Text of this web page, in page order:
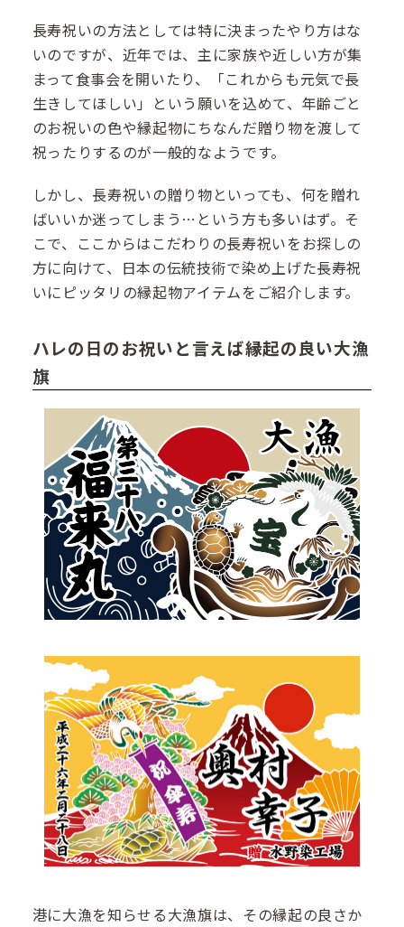
長寿祝いの方法としては特に決まったやり方はな
いのですが、近年では、主に家族や近しい方が集
まって食事会を開いたり、「これからも元気で長
生きしてほしい」という願いを込めて、年齢ごと
のお祝いの色や縁起物にちなんだ贈り物を渡して
祝ったりするのが一般的なようです。
しかし、長寿祝いの贈り物といっても、何を贈れ
ばいいか迷ってしまう…という方も多いはず。そ
こで、ここからはこだわりの長寿祝いをお探しの
方に向けて、日本の伝統技術で染め上げた長寿祝
いにピッタリの縁起物アイテムをご紹介します。
ハレの日のお祝いと言えば縁起の良い大漁
旗
港に大漁を知らせる大漁旗は、その縁起の良さか